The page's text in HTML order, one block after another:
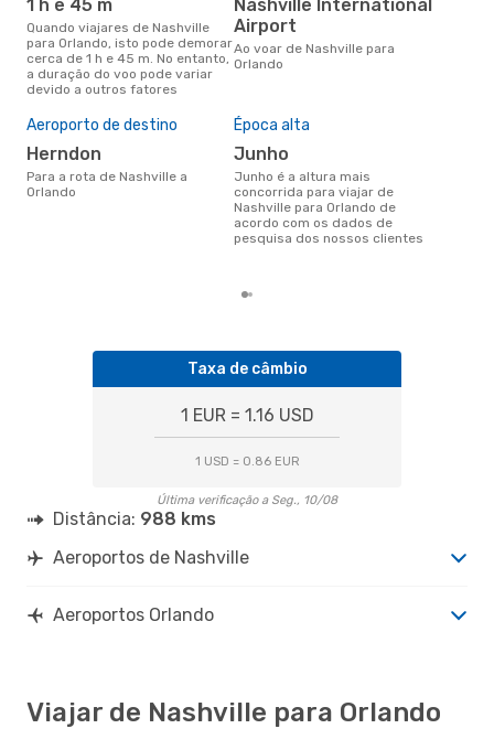
1 h e 45 m
Quando viajares de Nashville
para Orlando, isto pode demorar
cerca de 1 h e 45 m. No entanto,
a duração do voo pode variar
devido a outros fatores
Nashville International
Airport
Ao voar de Nashville para
Orlando
Aeroporto de destino
Herndon
Para a rota de Nashville a
Orlando
Época alta
junho
junho é a altura mais
concorrida para viajar de
Nashville para Orlando de
acordo com os dados de
pesquisa dos nossos clientes
Taxa de câmbio
1 EUR = 1.16 USD
1 USD = 0.86 EUR
Última verificação a Seg., 10/08
Distância: 988 kms
Aeroportos de Nashville
Aeroportos Orlando
Viajar de Nashville para Orlando